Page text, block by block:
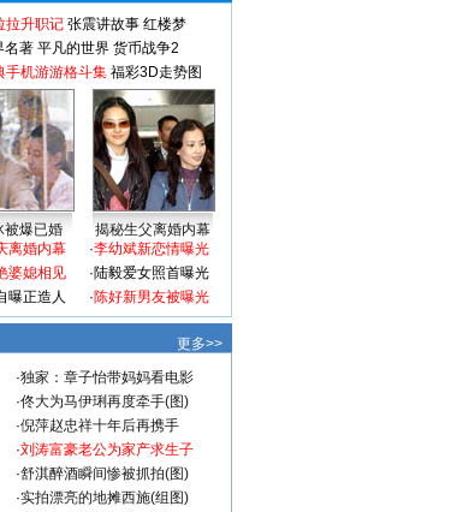
拉升职记 张震讲故事 红楼梦
名著 平凡的世界 货币战争2
手机游游格斗集 福彩3D走势图
被爆已婚
揭秘生父离婚内幕
离婚内幕
婆媳相见
曝正造人
·李幼斌新恋情曝光
·陆毅爱女照首曝光
·陈好新男友被曝光
更多>>
·独家：章子怡带妈妈看电影
·佟大为马伊琍再度牵手(图)
·倪萍赵忠祥十年后再携手
·刘涛富豪老公为家产求生子
·舒淇醉酒瞬间惨被抓拍(图)
·实拍漂亮的地摊西施(组图)